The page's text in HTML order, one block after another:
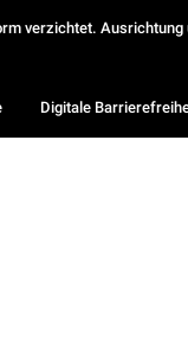
verzichtet.
Digitale